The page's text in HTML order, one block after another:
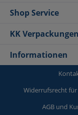
Shop Service
KK Verpackungen
Informationen
Widerrufsrecht
AGB und